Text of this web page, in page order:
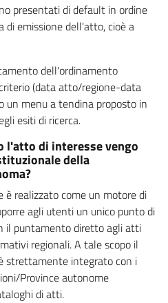
presentati di default in ordine
di emissione dell'atto, cioè a
dell'ordinamento
(data atto/regione-data
menu a tendina proposto in
esiti di ricerca.
l'atto di interesse vengo
della
è realizzato come un motore di
agli utenti un unico punto di
il puntamento diretto agli atti
regionali. A tale scopo il
strettamente integrato con i
Province autonome
di atti.